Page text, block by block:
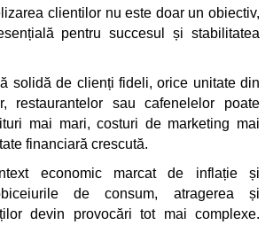
din carton
capac
clientilor nu este doar un obiectiv,
pentru succesul și stabilitatea
solidă de clienți fideli, orice unitate din
restaurantelor sau cafenelelor poate
mai mari, costuri de marketing mai
financiară crescută.
economic marcat de inflație și
de consum, atragerea și
devin provocări tot mai complexe.